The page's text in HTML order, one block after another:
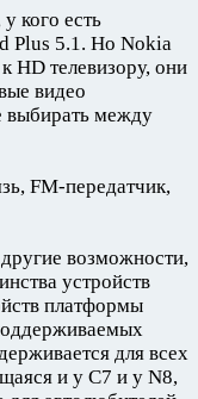
кого есть
Plus 5.1. Но Nokia
HD телевизору, они
видео
выбирать между
FM-передатчик,
возможности,
устройств
платформы
для всех
и у C7 и у N8,